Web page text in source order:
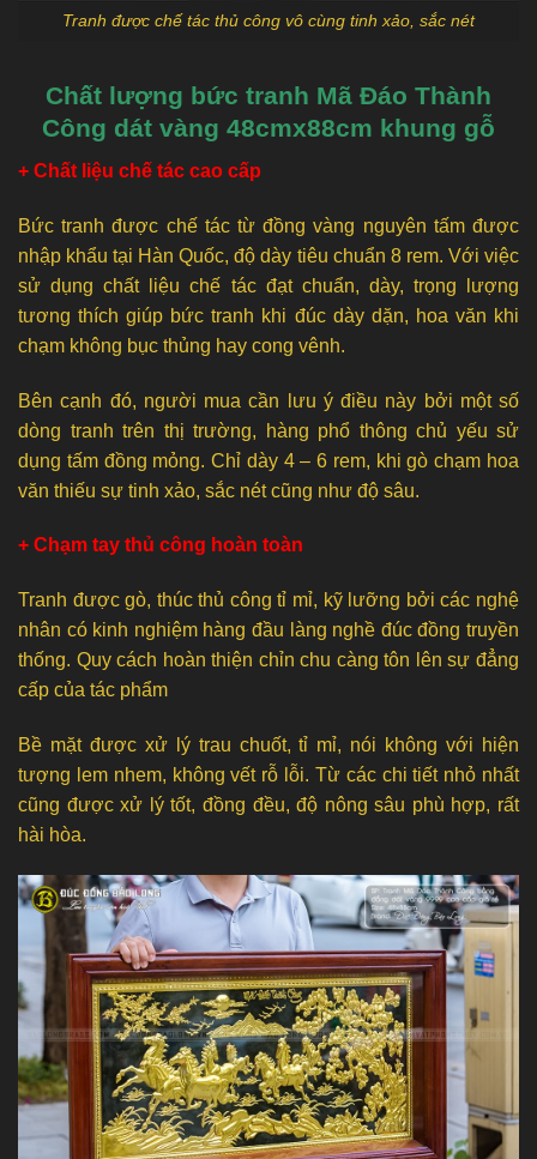
Tranh được chế tác thủ công vô cùng tinh xảo, sắc nét
Chất lượng bức tranh Mã Đáo Thành
Công dát vàng 48cmx88cm khung gỗ
+ Chất liệu chế tác cao cấp
Bức tranh được chế tác từ đồng vàng nguyên tấm được
nhập khẩu tại Hàn Quốc, độ dày tiêu chuẩn 8 rem. Với việc
sử dụng chất liệu chế tác đạt chuẩn, dày, trọng lượng
tương thích giúp bức tranh khi đúc dày dặn, hoa văn khi
chạm không bục thủng hay cong vênh.
Bên cạnh đó, người mua cần lưu ý điều này bởi một số
dòng tranh trên thị trường, hàng phổ thông chủ yếu sử
dụng tấm đồng mỏng. Chỉ dày 4 – 6 rem, khi gò chạm hoa
văn thiếu sự tinh xảo, sắc nét cũng như độ sâu.
+ Chạm tay thủ công hoàn toàn
Tranh được gò, thúc thủ công tỉ mỉ, kỹ lưỡng bởi các nghệ
nhân có kinh nghiệm hàng đầu làng nghề đúc đồng truyền
thống. Quy cách hoàn thiện chỉn chu càng tôn lên sự đẳng
cấp của tác phẩm
Bề mặt được xử lý trau chuốt, tỉ mỉ, nói không với hiện
tượng lem nhem, không vết rỗ lỗi. Từ các chi tiết nhỏ nhất
cũng được xử lý tốt, đồng đều, độ nông sâu phù hợp, rất
hài hòa.